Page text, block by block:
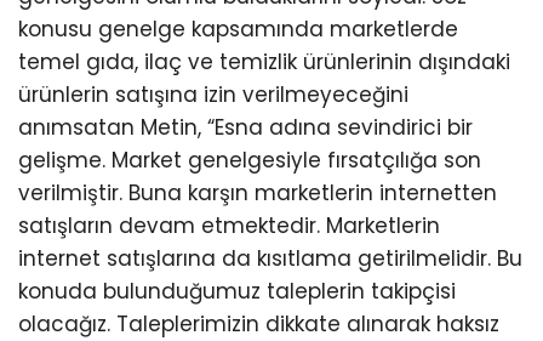
konusu genelge kapsamında marketlerde
temel gıda, ilaç ve temizlik ürünlerinin dışındaki
ürünlerin satışına izin verilmeyeceğini
anımsatan Metin, “Esna adına sevindirici bir
gelişme. Market genelgesiyle fırsatçılığa son
verilmiştir. Buna karşın marketlerin internetten
satışların devam etmektedir. Marketlerin
internet satışlarına da kısıtlama getirilmelidir. Bu
konuda bulunduğumuz taleplerin takipçisi
olacağız. Taleplerimizin dikkate alınarak haksız